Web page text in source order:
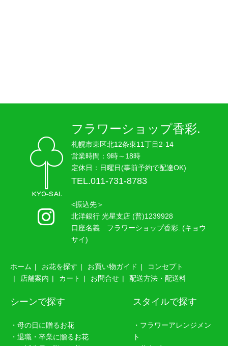
フラワーショップ香彩.
札幌市東区北12条東11丁目2-14
営業時間：9時～18時
定休日：日曜日(事前予約で配達OK)
TEL.011-731-8783
<振込先＞
北洋銀行 光星支店 (普)1239928
口座名義 フラワーショップ香彩. (キョウ
サイ)
ホーム お花を探す お買い物ガイド
コンセプト
店舗案内
カート お問合せ 配送方法・配送料
シーンで探す
・母の日に贈るお花
・退職・卒業に贈るお花
スタイルで探す
・フラワーアレンジメン
ト